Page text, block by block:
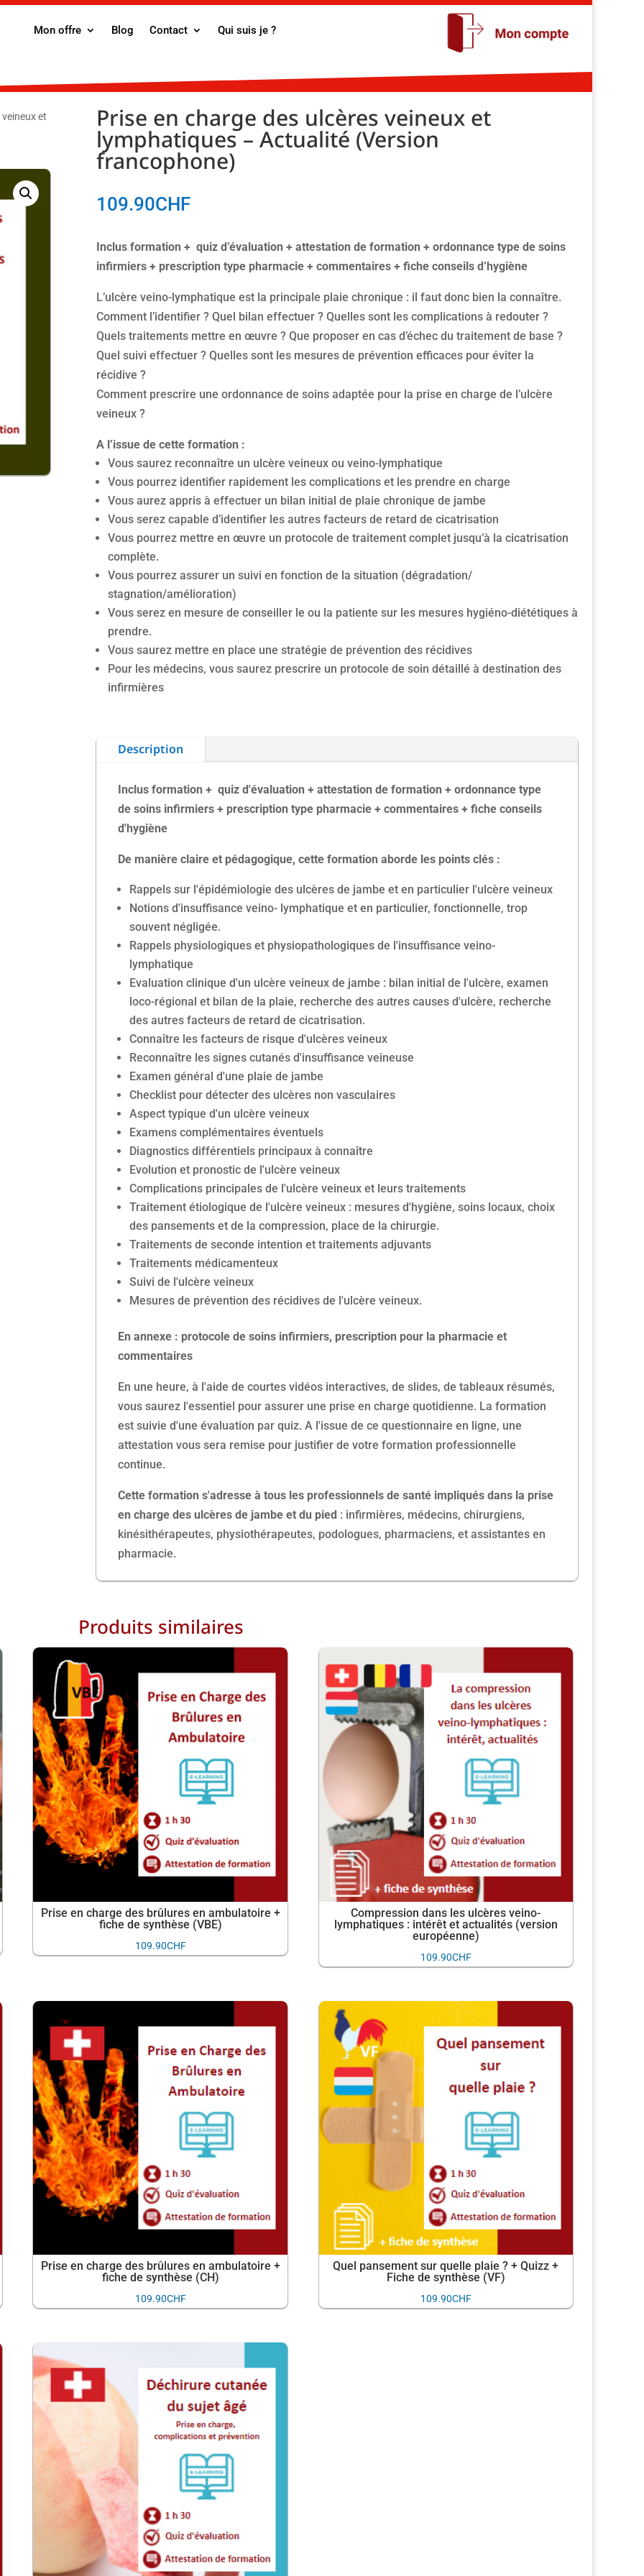
Mon offre Blog Contact Qui suis je ?
et
Prise en charge des ulcères veineux et
lymphatiques – Actualité (Version
francophone)
109.90CHF
Inclus formation + quiz d’évaluation + attestation de formation + ordonnance type de soins
infirmiers + prescription type pharmacie + commentaires + fiche conseils d’hygiène
L’ulcère veino-lymphatique est la principale plaie chronique : il faut donc bien la connaître.
Comment l’identifier ? Quel bilan effectuer ? Quelles sont les complications à redouter ?
Quels traitements mettre en œuvre ? Que proposer en cas d’échec du traitement de base ?
Quel suivi effectuer ? Quelles sont les mesures de prévention efficaces pour éviter la
récidive ?
Comment prescrire une ordonnance de soins adaptée pour la prise en charge de l’ulcère
veineux ?
A l’issue de cette formation :
Vous saurez reconnaître un ulcère veineux ou veino-lymphatique
Vous pourrez identifier rapidement les complications et les prendre en charge
Vous aurez appris à effectuer un bilan initial de plaie chronique de jambe
Vous serez capable d’identifier les autres facteurs de retard de cicatrisation
Vous pourrez mettre en œuvre un protocole de traitement complet jusqu’à la cicatrisation
complète.
Vous pourrez assurer un suivi en fonction de la situation (dégradation/
stagnation/amélioration)
Vous serez en mesure de conseiller le ou la patiente sur les mesures hygiéno-diététiques à
prendre.
Vous saurez mettre en place une stratégie de prévention des récidives
Pour les médecins, vous saurez prescrire un protocole de soin détaillé à destination des
infirmières
Description
Inclus formation + quiz d'évaluation + attestation de formation + ordonnance type
de soins infirmiers + prescription type pharmacie + commentaires + fiche conseils
d'hygiène
De manière claire et pédagogique, cette formation aborde les points clés :
Rappels sur l'épidémiologie des ulcères de jambe et en particulier l'ulcère veineux
Notions d'insuffisance veino- lymphatique et en particulier, fonctionnelle, trop
souvent négligée.
Rappels physiologiques et physiopathologiques de l'insuffisance veino-
lymphatique
Evaluation clinique d'un ulcère veineux de jambe : bilan initial de l'ulcère, examen
loco-régional et bilan de la plaie, recherche des autres causes d'ulcère, recherche
des autres facteurs de retard de cicatrisation.
Connaître les facteurs de risque d'ulcères veineux
Reconnaître les signes cutanés d'insuffisance veineuse
Examen général d'une plaie de jambe
Checklist pour détecter des ulcères non vasculaires
Aspect typique d'un ulcère veineux
Examens complémentaires éventuels
Diagnostics différentiels principaux à connaître
Evolution et pronostic de l'ulcère veineux
Complications principales de l'ulcère veineux et leurs traitements
Traitement étiologique de l'ulcère veineux : mesures d'hygiène, soins locaux, choix
des pansements et de la compression, place de la chirurgie.
Traitements de seconde intention et traitements adjuvants
Traitements médicamenteux
Suivi de l'ulcère veineux
Mesures de prévention des récidives de l'ulcère veineux.
En annexe : protocole de soins infirmiers, prescription pour la pharmacie et
commentaires
En une heure, à l'aide de courtes vidéos interactives, de slides, de tableaux résumés,
vous saurez l'essentiel pour assurer une prise en charge quotidienne. La formation
est suivie d'une évaluation par quiz. A l'issue de ce questionnaire en ligne, une
attestation vous sera remise pour justifier de votre formation professionnelle
continue.
Cette formation s'adresse à tous les professionnels de santé impliqués dans la prise
en charge des ulcères de jambe et du pied : infirmières, médecins, chirurgiens,
kinésithérapeutes, physiothérapeutes, podologues, pharmaciens, et assistantes en
pharmacie.
Produits similaires
Prise en charge des brûlures en ambulatoire +
fiche de synthèse (VBE)
109.90CHF
Compression dans les ulcères veino-
lymphatiques : intérêt et actualités (version
européenne)
109.90CHF
Prise en charge des brûlures en ambulatoire +
fiche de synthèse (CH)
109.90CHF
Quel pansement sur quelle plaie ? + Quizz +
Fiche de synthèse (VF)
109.90CHF